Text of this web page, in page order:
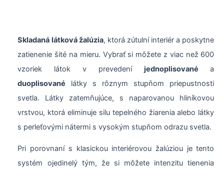
Skladaná látková žalúzia, ktorá zútulní interiér a poskytne
zatienenie šité na mieru. Vybrať si môžete z viac než 600
vzoriek látok v prevedení jednoplisované a
duoplisované látky s rôznym stupňom priepustnosti
svetla. Látky zatemňujúce, s naparovanou hliníkovou
vrstvou, ktorá eliminuje silu tepelného žiarenia alebo látky
s perleťovými nátermi s vysokým stupňom odrazu svetla.
Pri porovnaní s klasickou interiérovou žalúziou je tento
systém ojedinelý tým, že si môžete intenzitu tienenia